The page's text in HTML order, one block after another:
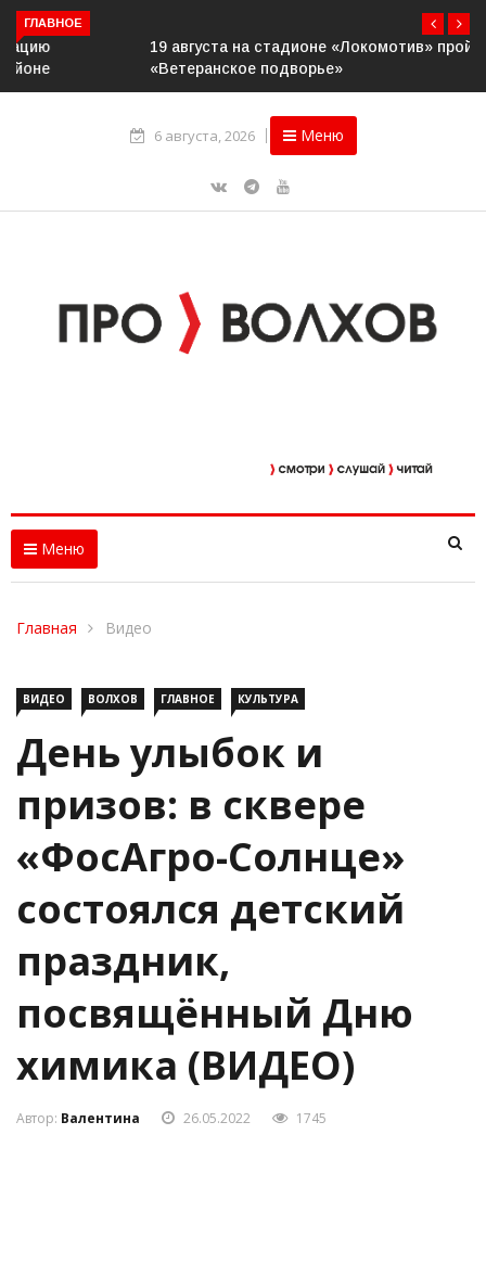
ГЛАВНОЕ
19 августа на стадионе «Локомотив» пройдёт конкурс
«Ветеранское подворье»
6 августа, 2026 Меню
Меню
Главная Видео
ВИДЕО ВОЛХОВ ГЛАВНОЕ КУЛЬТУРА
День улыбок и
призов: в сквере
«ФосАгро-Солнце»
состоялся детский
праздник,
посвящённый Дню
химика (ВИДЕО)
Автор: Валентина 26.05.2022 1745